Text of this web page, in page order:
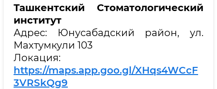
Ташкентский Стоматологический
институт
Адрес: Юнусабадский район, ул.
Махтумкули 103
Локация:
https://maps.app.goo.gl/XHqs4WCcF
3VRSkQg9